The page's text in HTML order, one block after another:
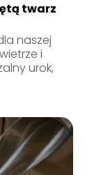
twarz
naszej
i
urok,